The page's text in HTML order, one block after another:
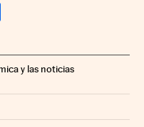
y las noticias